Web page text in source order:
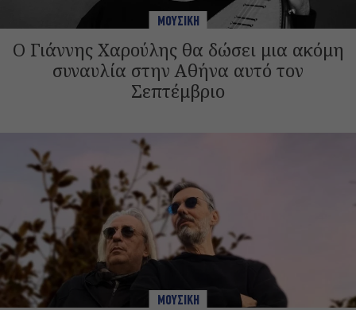
ΜΟΥΣΙΚΗ
Ο Γιάννης Χαρούλης θα δώσει μια ακόμη
συναυλία στην Αθήνα αυτό τον
Σεπτέμβριο
ΜΟΥΣΙΚΗ